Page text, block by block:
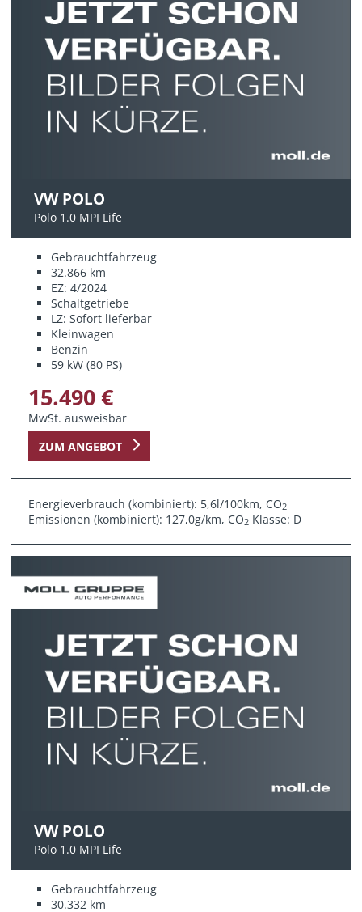
VW POLO
Polo 1.0 MPI Life
Gebrauchtfahrzeug
32.866 km
EZ: 4/2024
Schaltgetriebe
LZ: Sofort lieferbar
Kleinwagen
Benzin
59 kW (80 PS)
15.490 €
MwSt. ausweisbar
ZUM ANGEBOT
Energieverbrauch (kombiniert): 5,6l/100km, CO2
Emissionen (kombiniert): 127,0g/km, CO2 Klasse: D
VW POLO
Polo 1.0 MPI Life
Gebrauchtfahrzeug
30.332 km